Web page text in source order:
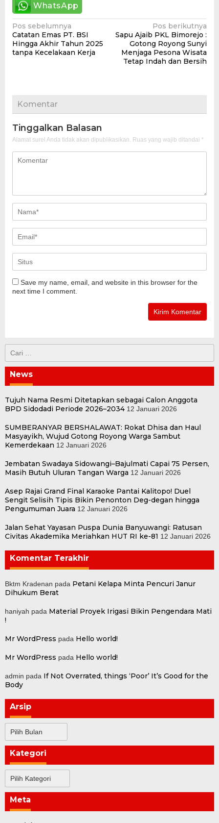
WhatsApp
Navigasi
pos
Pos sebelumnya
Catatan Emas PT. BSI
Hingga Akhir Tahun 2025
tanpa Kecelakaan Kerja
Pos berikutnya
Sapu Ajaib PKL Bimorejo :
Gotong Royong Sunyi
Menjaga Pesona Wisata
Tetap Indah dan Bersih
Komentar
Tinggalkan Balasan
Alamat surel Anda tidak akan dipublikasikan. Ruas yang wajib ditandai *
Save my name, email, and website in this browser for the
next time I comment.
untuk:
News
Tujuh Nama Resmi Ditetapkan sebagai Calon Anggota
BPD Sidodadi Periode 2026–2034 12 Januari 2026
SUMBERANYAR BERSHALAWAT: Rokat Dhisa dan Haul
Masyayikh, Wujud Gotong Royong Warga Sambut
Kemerdekaan 12 Januari 2026
Jembatan Swadaya Sidowangi–Bajulmati Capai 75 Persen,
Masih Butuh Uluran Tangan Warga 12 Januari 2026
Asep Rajai Grand Final Karaoke Pantai Kalitopo! Duel
Sengit Selisih Tipis Bikin Penonton Deg-degan hingga
Pengumuman Juara 12 Januari 2026
Jalan Sehat Yayasan Puspa Dunia Banyuwangi: Ratusan
Civitas Akademika Meriahkan HUT RI ke-81 12 Januari 2026
Komentar Terakhir
Bktm Kradenan pada Petani Kelapa Minta Pencuri Janur
Dihukum Berat
haniyah pada Material Proyek Irigasi Bikin Pengendara Mati
!
Mr WordPress pada Hello world!
Mr WordPress pada Hello world!
admin pada If Not Overrated, things ‘Poor’ It’s Good for the
Body
Arsip
Kategori
Meta